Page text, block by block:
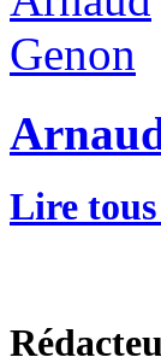
Lire